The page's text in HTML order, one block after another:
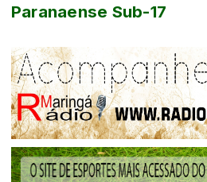
Paranaense Sub-17